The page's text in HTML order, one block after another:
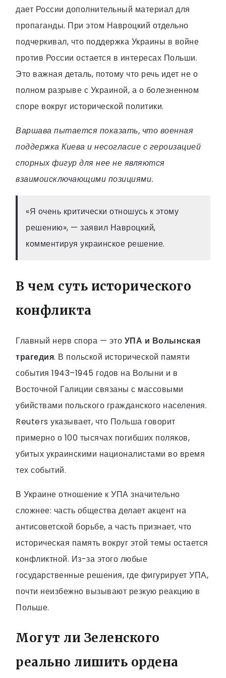
дает России дополнительный материал для
пропаганды. При этом Навроцкий отдельно
подчеркивал, что поддержка Украины в войне
против России остается в интересах Польши.
Это важная деталь, потому что речь идет не о
полном разрыве с Украиной, а о болезненном
споре вокруг исторической политики.
Варшава пытается показать, что военная
поддержка Киева и несогласие с героизацией
спорных фигур для нее не являются
взаимоисключающими позициями.
«Я очень критически отношусь к этому
решению», — заявил Навроцкий,
комментируя украинское решение.
В чем суть исторического
конфликта
Главный нерв спора — это УПА и Волынская
трагедия. В польской исторической памяти
события 1943–1945 годов на Волыни и в
Восточной Галиции связаны с массовыми
убийствами польского гражданского населения.
Reuters указывает, что Польша говорит
примерно о 100 тысячах погибших поляков,
убитых украинскими националистами во время
тех событий.
В Украине отношение к УПА значительно
сложнее: часть общества делает акцент на
антисоветской борьбе, а часть признает, что
историческая память вокруг этой темы остается
конфликтной. Из-за этого любые
государственные решения, где фигурирует УПА,
почти неизбежно вызывают резкую реакцию в
Польше.
Могут ли Зеленского
реально лишить ордена